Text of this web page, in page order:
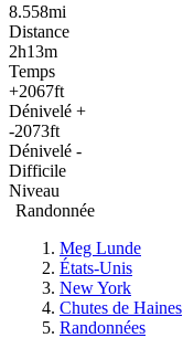
8.558mi
Distance
2h13m
Temps
+2067ft
Dénivelé +
-2073ft
Dénivelé -
Difficile
Niveau
Randonnée
Meg Lunde
États-Unis
New York
Chutes de Haines
Randonnées